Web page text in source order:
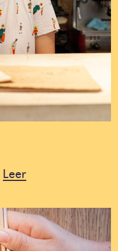
Leer